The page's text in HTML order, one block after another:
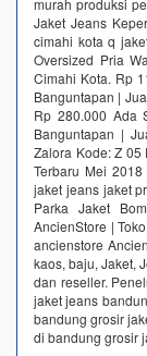
murah produksi
Jaket Jeans
cimahi kota q
Oversized Pria
Cimahi Kota. Rp
Banguntapan |
Rp 280.000 ‎Ada
Banguntapan |
Zalora Kode: Z 05
Terbaru Mei
jaket jeans jaket
Parka Jaket
AncienStore |
ancienstore
kaos, baju, Jaket,
dan reseller.
jaket jeans
bandung grosir
di bandung grosir